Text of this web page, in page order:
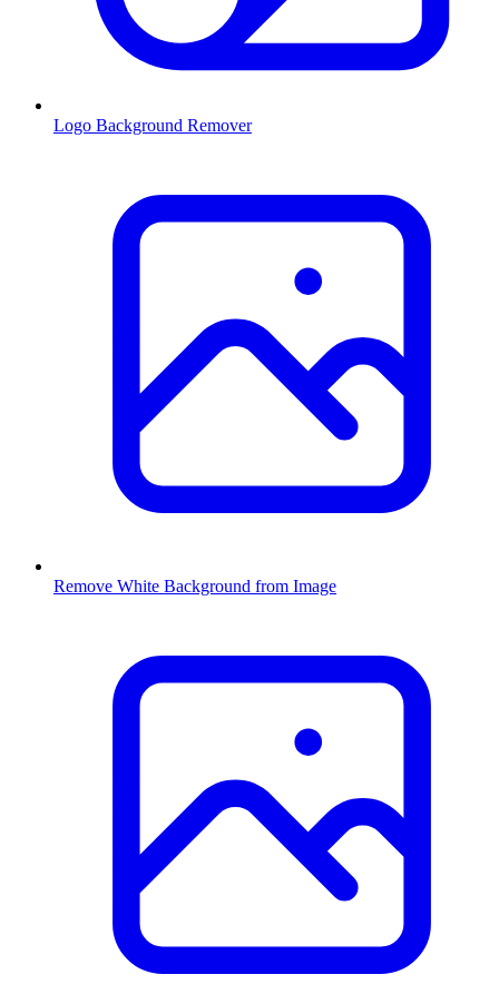
Logo Background Remover
Remove White Background from Image